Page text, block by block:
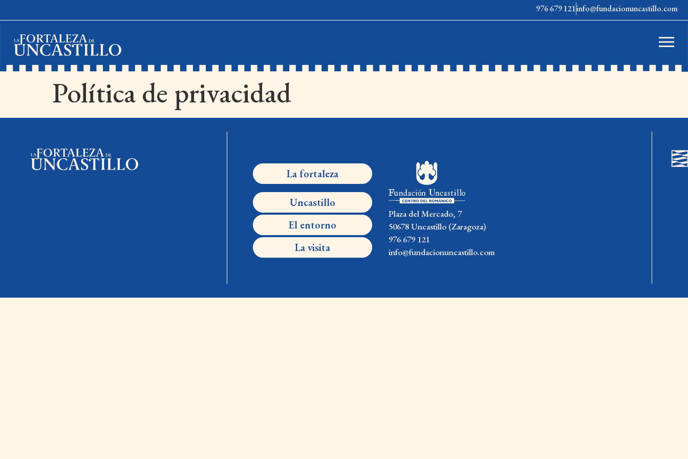
976 679 121info@fundacionuncastillo.com
Política de privacidad
La fortaleza
Uncastillo
El entorno
La visita
Plaza del Mercado, 7
50678 Uncastillo (Zaragoza)
976 679 121
info@fundacionuncastillo.com